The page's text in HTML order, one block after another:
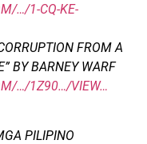
…/1-CQ-KE-
FROM A
BY BARNEY WARF
…/1Z90…/VIEW…
PILIPINO